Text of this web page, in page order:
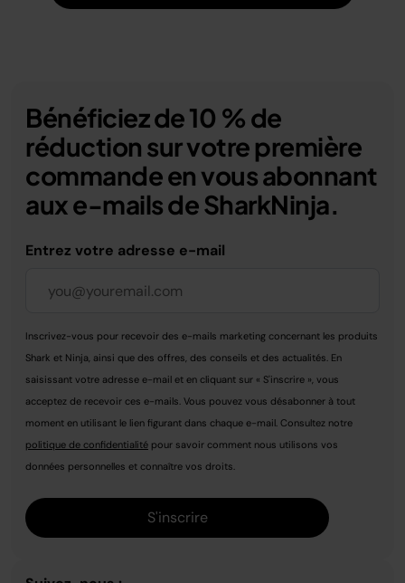
Bénéficiez de 10 % de
réduction sur votre première
commande en vous abonnant
aux e-mails de SharkNinja.
Entrez votre adresse e-mail
Inscrivez-vous pour recevoir des e-mails marketing concernant les produits
Shark et Ninja, ainsi que des offres, des conseils et des actualités. En
saisissant votre adresse e-mail et en cliquant sur « S'inscrire », vous
acceptez de recevoir ces e-mails. Vous pouvez vous désabonner à tout
moment en utilisant le lien figurant dans chaque e-mail. Consultez notre
politique de confidentialité pour savoir comment nous utilisons vos
données personnelles et connaître vos droits.
S'inscrire